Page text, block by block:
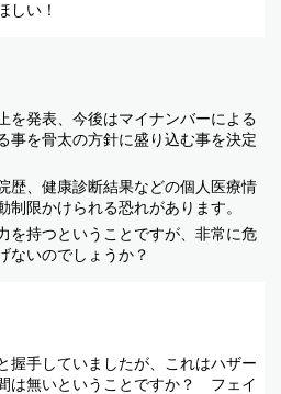
しい！
を発表、今後はマイナンバーによる
事を骨太の方針に盛り込む事を決定
歴、健康診断結果などの個人医療情
限かけられる恐れがあります。
を持つということですが、非常に危
ないのでしょうか？
握手していましたが、これはハザー
は無いということですか？ フェイ